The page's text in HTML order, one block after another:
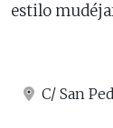
estilo
C/ San